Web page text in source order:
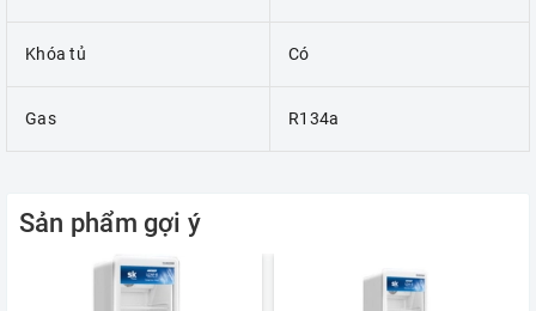
Khóa tủ Có
Gas R134a
Sản phẩm gợi ý